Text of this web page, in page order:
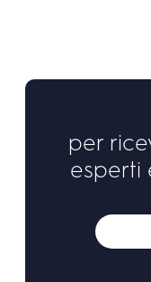
per
esperti